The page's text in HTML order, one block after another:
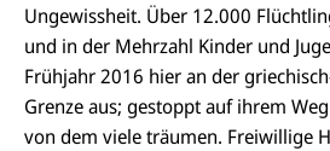
Ungewissheit. Über 12.000
und in der Mehrzahl Kinder und
Frühjahr 2016 hier an der
Grenze aus; gestoppt auf ihrem
von dem viele träumen. Freiwillige